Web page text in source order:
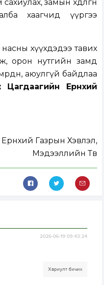
замын хөдөлгөөн
хаагчид үүргээ
хүүхдэдээ тавих
орон нутгийн замд
аюулгүй байдлаа
Цагдаагийн Ерөнхий
Газрын Хэвлэл,
Мэдээллийн Төв
2026-06-19 09:43:24
Хариулт бичих